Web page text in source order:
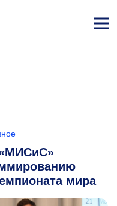
мира